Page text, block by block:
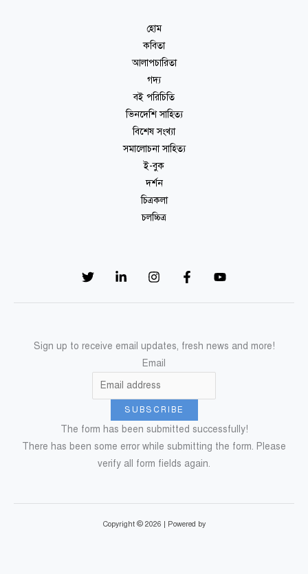
হোম
কবিতা
আলাপচারিতা
গদ্য
বই পরিচিতি
ভিনদেশি সাহিত্য
বিশেষ সংখ্যা
সমালোচনা সাহিত্য
ই-বুক
দর্শন
চিত্রকলা
চলচ্চিত্র
Sign up to receive email updates, fresh news and more!
Email
SUBSCRIBE
The form has been submitted successfully!
There has been some error while submitting the form. Please
verify all form fields again.
Copyright © 2026 | Powered by